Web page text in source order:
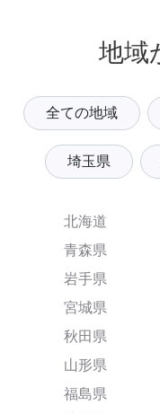
地域
全ての地域
埼玉県
北海道
青森県
岩手県
宮城県
秋田県
山形県
福島県